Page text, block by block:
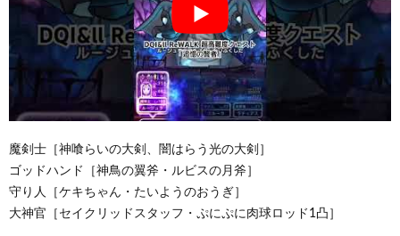
魔剣士［神喰らいの大剣、闇はらう光の大剣］
ゴッドハンド［神鳥の翼斧・ルビスの月斧］
守り人［ケキちゃん・たいようのおうぎ］
大神官［セイクリッドスタッフ・ぷにぷに肉球ロッド1凸］